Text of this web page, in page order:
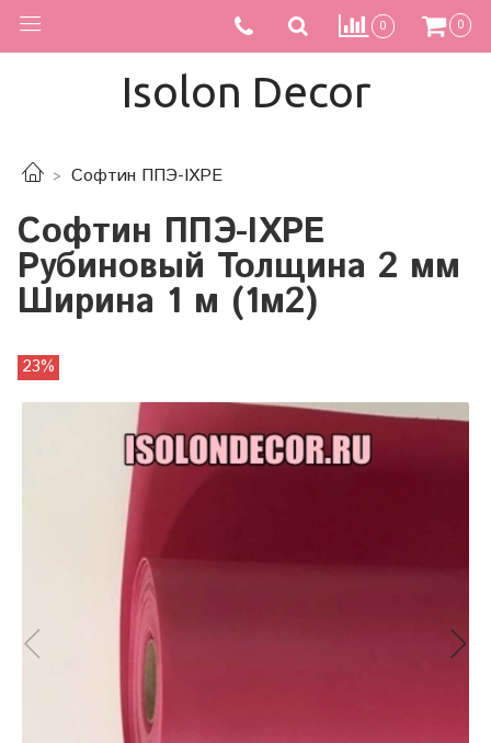
0 0
Isolon Decor
Софтин ППЭ-IXPE
Софтин ППЭ-IXPE
Рубиновый Толщина 2 мм
Ширина 1 м (1м2)
23%